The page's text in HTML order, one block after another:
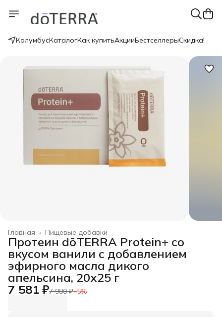
КолумбусКаталогКак купитьАкцииБестселлерыСкидка!
Пищевые добавки
Главная ›
Протеин dōTERRA Protein+ со
вкусом ванили с добавлением
эфирного масла дикого
апельсина, 20x25 г
7 581 ₽7 980 ₽−5%